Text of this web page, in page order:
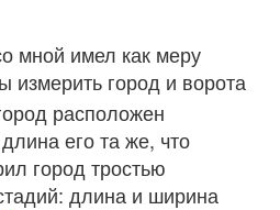
мной имел как меру
измерить город и ворота
расположен
его та же, что
город тростью
длина и ширина